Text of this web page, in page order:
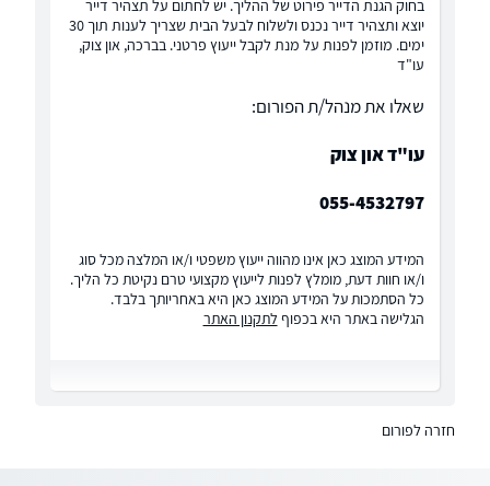
בחוק הגנת הדייר פירוט של ההליך. יש לחתום על תצהיר דייר
יוצא ותצהיר דייר נכנס ולשלוח לבעל הבית שצריך לענות תוך 30
ימים. מוזמן לפנות על מנת לקבל ייעוץ פרטני. בברכה, און צוק,
עו"ד
שאלו את מנהל/ת הפורום:
עו"ד און צוק
055-4532797
המידע המוצג כאן אינו מהווה ייעוץ משפטי ו/או המלצה מכל סוג
ו/או חוות דעת, מומלץ לפנות לייעוץ מקצועי טרם נקיטת כל הליך.
כל הסתמכות על המידע המוצג כאן היא באחריותך בלבד.
הגלישה באתר היא בכפוף לתקנון האתר
חזרה לפורום